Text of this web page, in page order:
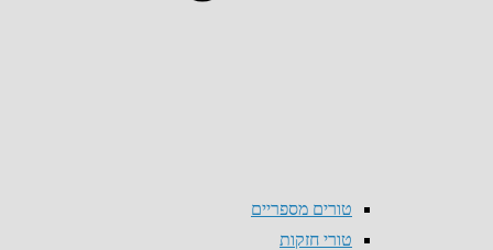
טורים מספריים
טורי חזקות